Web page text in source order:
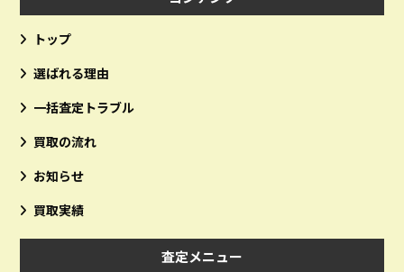
トップ
選ばれる理由
一括査定トラブル
買取の流れ
お知らせ
買取実績
査定メニュー